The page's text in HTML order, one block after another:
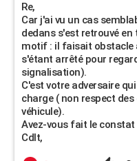
Re,
Car j'ai vu un cas
dedans s'est retrouvé en
motif : il faisait obstacle
s'étant arrêté pour
signalisation).
C'est votre adversaire
charge ( non respect
véhicule).
Avez-vous fait le constat
Cdlt,